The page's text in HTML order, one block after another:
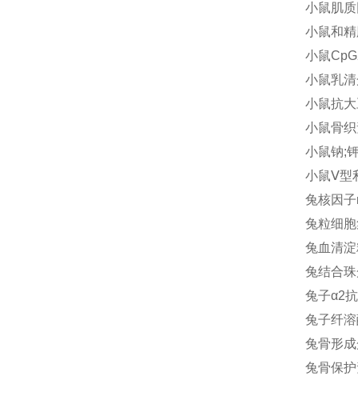
小鼠肌
小鼠和
小鼠CpG
小鼠乳
小鼠抗
小鼠骨
小鼠钠;
小鼠Ⅴ型
兔核因
兔粒细
兔血清
兔结合
兔子α2
兔子纤
兔骨形
兔骨保